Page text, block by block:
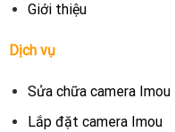
Giới thiệu
Dịch vụ
Sửa chữa camera Imou
Lắp đặt camera Imou